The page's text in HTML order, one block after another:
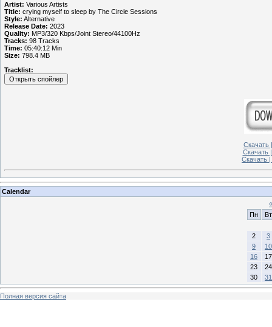
Artist: Various Artists
Title: crying myself to sleep by The Circle Sessions
Style: Alternative
Release Date: 2023
Quality: MP3/320 Kbps/Joint Stereo/44100Hz
Tracks: 98 Tracks
Time: 05:40:12 Min
Size: 798.4 MB
Tracklist:
Скачать
Скачать
Скачать
Calendar
«
Пн
Вт
2
3
9
10
16
17
23
24
30
31
Полная версия сайта